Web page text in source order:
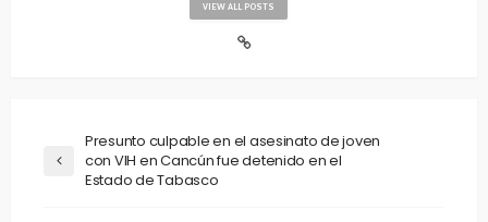
VIEW ALL POSTS
Presunto culpable en el asesinato de joven
con VIH en Cancún fue detenido en el
Estado de Tabasco